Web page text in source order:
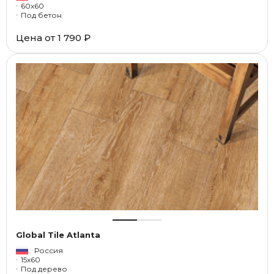
60x60
Под бетон
Цена от 1 790 ₽
Global Tile Atlanta
Россия
15x60
Под дерево